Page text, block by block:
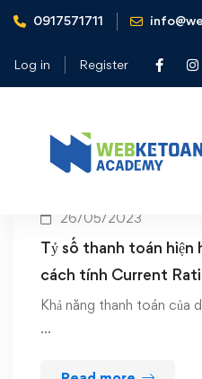
0917571711
Log in Register
Home Tỷ số thanh toán
Tag: Tỷ số
26/05/2023
Tỷ số thanh toán hiện
cách tính Current
Khả năng thanh toán của
…